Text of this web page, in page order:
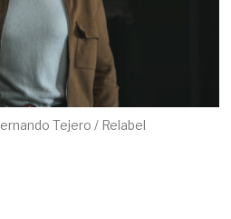
Tejero / Relabel